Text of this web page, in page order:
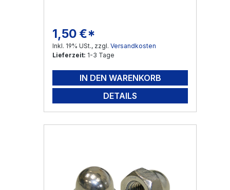
Regulärer Preis:
1,50 €*
Inkl. 19% USt., zzgl. Versandkosten
Lieferzeit: 1-3 Tage
IN DEN WARENKORB
DETAILS